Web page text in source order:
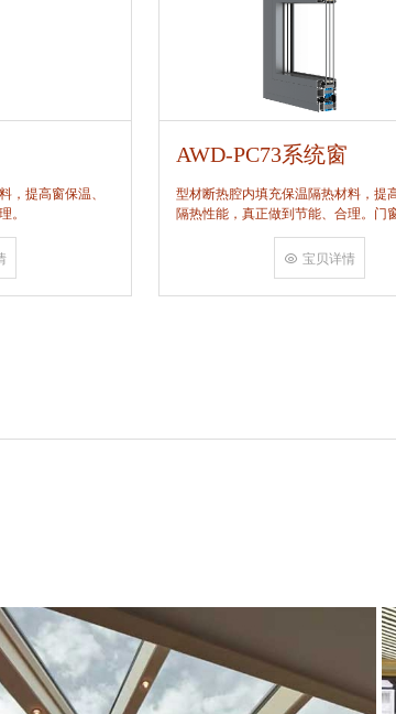
，提高窗保温、
。
AWD-PC73系统窗
型材断热腔内填充保温隔热材料，提
隔热性能，真正做到节能、合理。门
角，采用多点挤压角码结构与加重型
结合完成，在通过角部加注德国双组
宝贝详情